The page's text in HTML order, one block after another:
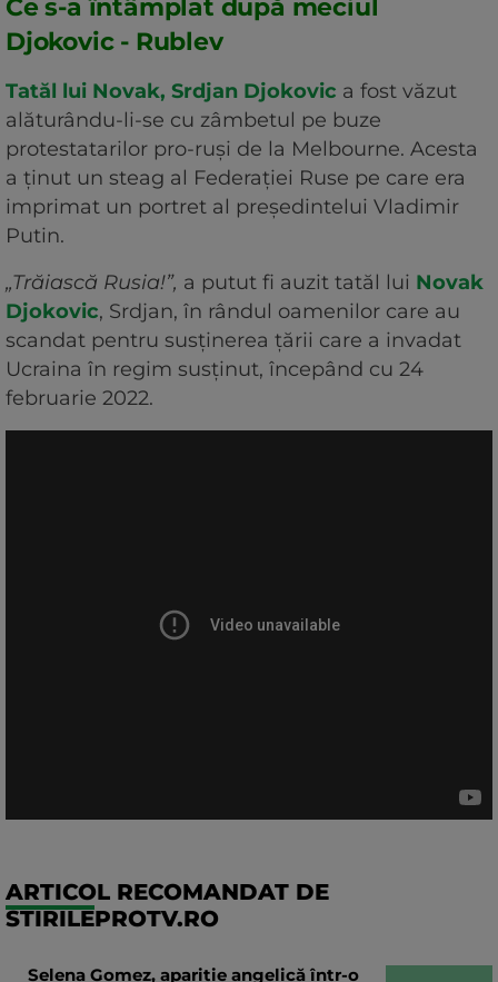
Ce s-a întâmplat după meciul
Djokovic - Rublev
Tatăl lui Novak, Srdjan Djokovic a fost văzut
alăturându-li-se cu zâmbetul pe buze
protestatarilor pro-ruși de la Melbourne. Acesta
a ținut un steag al Federației Ruse pe care era
imprimat un portret al președintelui Vladimir
Putin.
„Trăiască Rusia!”, a putut fi auzit tatăl lui Novak
Djokovic, Srdjan, în rândul oamenilor care au
scandat pentru susținerea țării care a invadat
Ucraina în regim susținut, începând cu 24
februarie 2022.
ARTICOL RECOMANDAT DE
STIRILEPROTV.RO
Selena Gomez, apariție angelică într-o